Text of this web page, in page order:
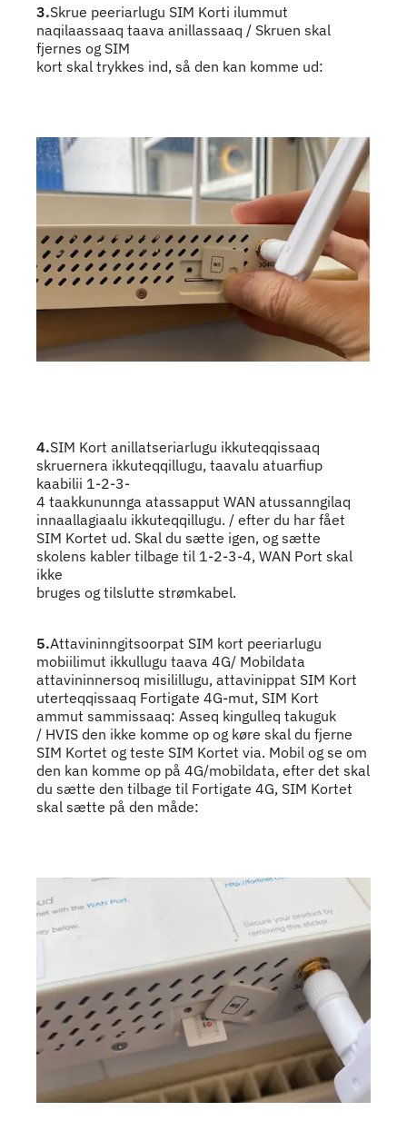
3.Skrue peeriarlugu SIM Korti ilummut
naqilaassaaq taava anillassaaq / Skruen skal
fjernes og SIM
kort skal trykkes ind, så den kan komme ud:
4.SIM Kort anillatseriarlugu ikkuteqqissaaq
skruernera ikkuteqqillugu, taavalu atuarfiup
kaabilii 1-2-3-
4 taakkununnga atassapput WAN atussanngilaq
innaallagiaalu ikkuteqqillugu. / efter du har fået
SIM Kortet ud. Skal du sætte igen, og sætte
skolens kabler tilbage til 1-2-3-4, WAN Port skal
ikke
bruges og tilslutte strømkabel.
5.Attavininngitsoorpat SIM kort peeriarlugu
mobiilimut ikkullugu taava 4G/ Mobildata
attavininnersoq misilillugu, attavinippat SIM Kort
uterteqqissaaq Fortigate 4G-mut, SIM Kort
ammut sammissaaq: Asseq kingulleq takuguk
/ HVIS den ikke komme op og køre skal du fjerne
SIM Kortet og teste SIM Kortet via. Mobil og se om
den kan komme op på 4G/mobildata, efter det skal
du sætte den tilbage til Fortigate 4G, SIM Kortet
skal sætte på den måde: